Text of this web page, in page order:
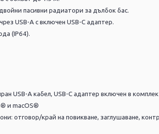
пасивни радиатори за дълбок бас.
USB-A с включен USB-C адаптер.
(IP64).
USB-A кабел, USB-C адаптер включен в
и macOS®
отговор/край на повикване, заглушаване,